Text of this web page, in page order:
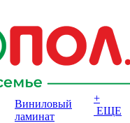
Виниловый
ламинат
+
ЕЩЕ